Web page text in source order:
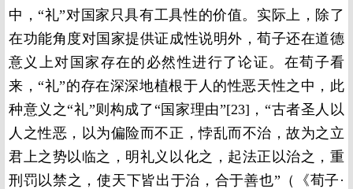
中，“礼”对国家只具有工具性的价值。实际上，除了
在功能角度对国家提供证成性说明外，荀子还在道德
意义上对国家存在的必然性进行了论证。在荀子看
来，“礼”的存在深深地植根于人的性恶天性之中，此
种意义之“礼”则构成了“国家理由”[23]，“古者圣人以
人之性恶，以为偏险而不正，悖乱而不治，故为之立
君上之势以临之，明礼义以化之，起法正以治之，重
刑罚以禁之，使天下皆出于治，合于善也”（《荀子·